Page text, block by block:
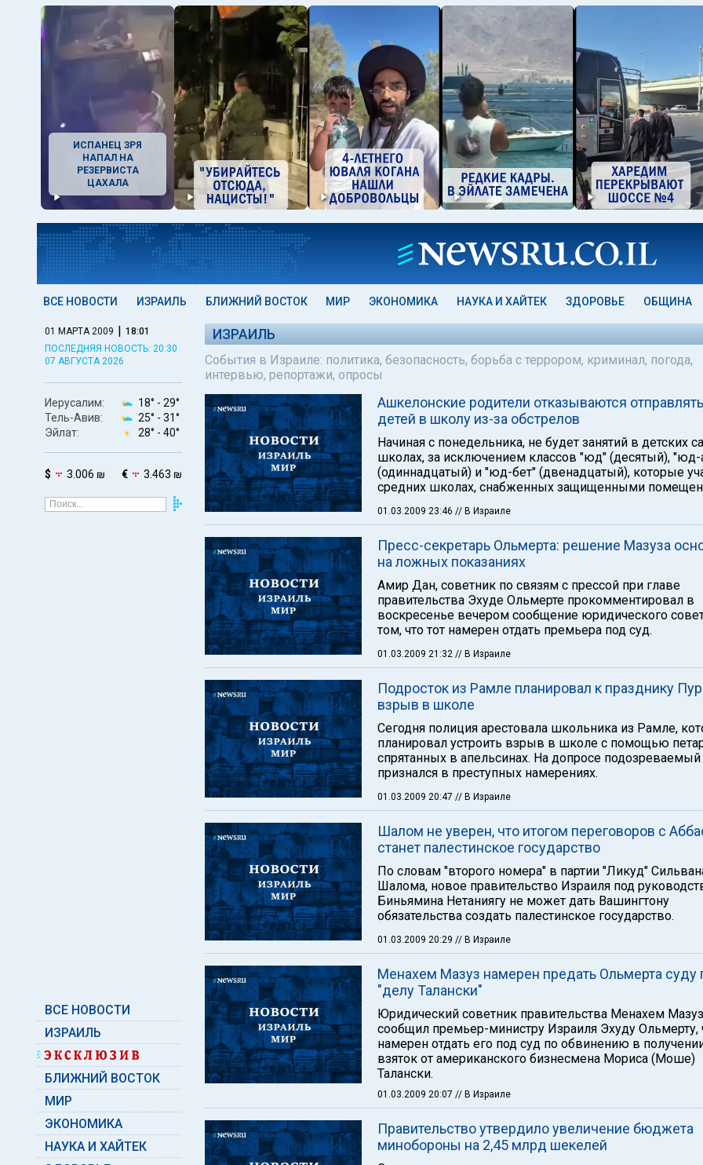
ИСПАНЕЦ ЗРЯ
НАПАЛ НА
РЕЗЕРВИСТА
ЦАХАЛА
ВСЕ НОВОСТИ ИЗРАИЛЬ БЛИЖНИЙ ВОСТОК МИР ЭКОНОМИКА НАУКА И ХАЙТЕК ЗДОРОВЬЕ ОБЩИНА
01 МАРТА 2009 | 18:01
ПОСЛЕДНЯЯ НОВОСТЬ: 20:30
07 АВГУСТА 2026
Иерусалим: 18° - 29°
Тель-Авив:
25° - 31°
Эйлат:
28° - 40°
$ 3.006 ₪ € 3.463 ₪
ВСЕ НОВОСТИ
ИЗРАИЛЬ
БЛИЖНИЙ ВОСТОК
МИР
ЭКОНОМИКА
НАУКА И ХАЙТЕК
ИЗРАИЛЬ
События в Израиле: политика, безопасность, борьба с террором, криминал, погода,
интервью, репортажи, опросы
Ашкелонские родители отказываются отправлять
детей в школу из-за обстрелов
Начиная с понедельника, не будет занятий в детских
школах, за исключением классов "юд" (десятый),
(одиннадцатый) и "юд-бет" (двенадцатый), которые
средних школах, снабженных защищенными
01.03.2009 23:46 // В Израиле
Пресс-секретарь Ольмерта: решение Мазуза
на ложных показаниях
Амир Дан, советник по связям с прессой при главе
правительства Эхуде Ольмерте прокомментировал в
воскресенье вечером сообщение юридического
том, что тот намерен отдать премьера под суд.
01.03.2009 21:32 // В Израиле
Подросток из Рамле планировал к празднику
взрыв в школе
Сегодня полиция арестовала школьника из Рамле,
планировал устроить взрыв в школе с помощью
спрятанных в апельсинах. На допросе подозреваемый
признался в преступных намерениях.
01.03.2009 20:47 // В Израиле
Шалом не уверен, что итогом переговоров с
станет палестинское государство
По словам "второго номера" в партии "Ликуд"
Шалома, новое правительство Израиля под
Биньямина Нетаниягу не может дать Вашингтону
обязательства создать палестинское государство.
01.03.2009 20:29 // В Израиле
Менахем Мазуз намерен предать Ольмерта суду
"делу Талански"
Юридический советник правительства Менахем Мазуз
сообщил премьер-министру Израиля Эхуду Ольмерту,
намерен отдать его под суд по обвинению в
взяток от американского бизнесмена Мориса (Моше)
Талански.
01.03.2009 20:07 // В Израиле
Правительство утвердило увеличение бюджета
минобороны на 2,45 млрд шекелей